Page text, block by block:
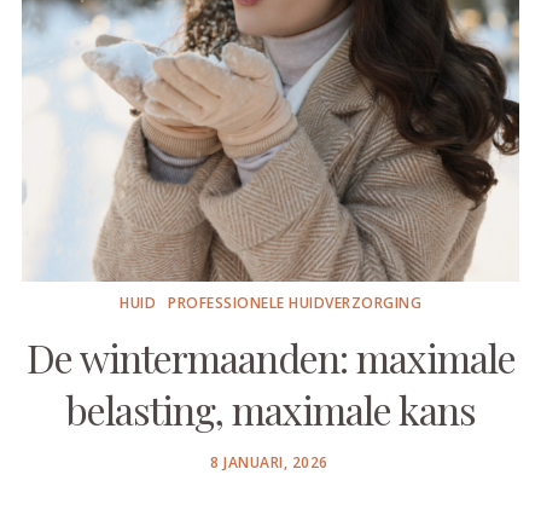
HUID PROFESSIONELE HUIDVERZORGING
De wintermaanden: maximale
belasting, maximale kans
POSTED
8 JANUARI, 2026